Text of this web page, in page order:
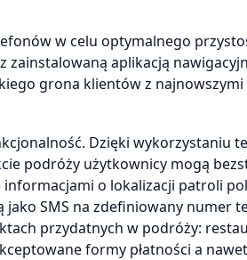
w celu optymalnego
zainstalowaną aplikacją
grona klientów z najnowszymi
Dzięki wykorzystaniu
podróży użytkownicy mogą
o lokalizacji patroli
jako SMS na zdefiniowany numer
przydatnych w podróży:
formy płatności a nawet